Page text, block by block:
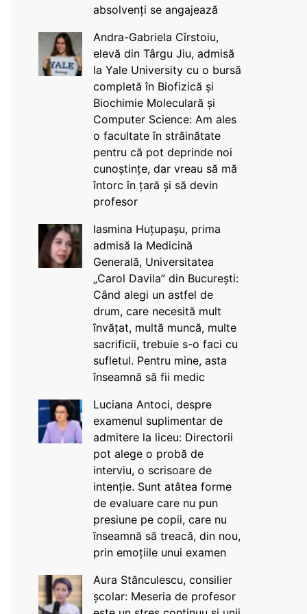
absolvenți se angajează
Andra-Gabriela Cîrstoiu,
elevă din Târgu Jiu, admisă
la Yale University cu o bursă
completă în Biofizică și
Biochimie Moleculară și
Computer Science: Am ales
o facultate în străinătate
pentru că pot deprinde noi
cunoștințe, dar vreau să mă
întorc în țară și să devin
profesor
Iasmina Huțupașu, prima
admisă la Medicină
Generală, Universitatea
„Carol Davila” din București:
Când alegi un astfel de
drum, care necesită mult
învățat, multă muncă, multe
sacrificii, trebuie s-o faci cu
sufletul. Pentru mine, asta
înseamnă să fii medic
Luciana Antoci, despre
examenul suplimentar de
admitere la liceu: Directorii
pot alege o probă de
interviu, o scrisoare de
intenție. Sunt atâtea forme
de evaluare care nu pun
presiune pe copii, care nu
înseamnă să treacă, din nou,
prin emoțiile unui examen
Aura Stănculescu, consilier
școlar: Meseria de profesor